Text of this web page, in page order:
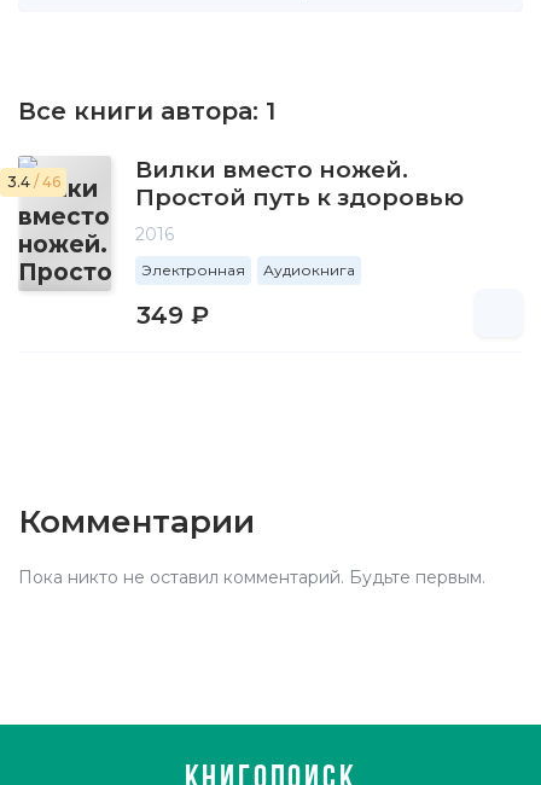
Все книги автора: 1
3.4 / 46
Вилки вместо ножей.
Простой путь к здоровью
2016
Электронная Аудиокнига
349 ₽
Комментарии
Пока никто не оставил комментарий. Будьте первым.